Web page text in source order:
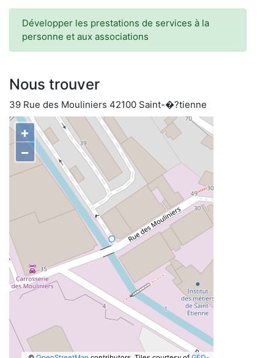
Développer les prestations de services à la
personne et aux associations
Nous trouver
39 Rue des Mouliniers 42100 Saint-�?tienne
+
−